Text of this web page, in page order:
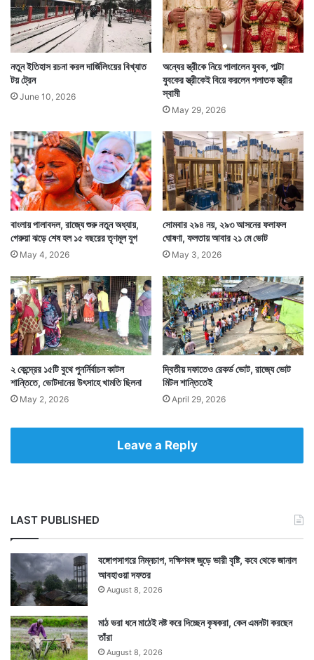
নতুন ইতিহাস রচনা করল দার্জিলিংয়ের বিখ্যাত
টয় ট্রেন
June 10, 2026
অন্যের স্ত্রীকে নিয়ে পালালেন যুবক, পাল্টা
যুবকের স্ত্রীকেই বিয়ে করলেন পলাতক স্ত্রীর
স্বামী
May 29, 2026
বাংলায় পালাবদল, রাজ্যে শুরু নতুন অধ্যায়,
গেরুয়া ঝড়ে শেষ হল ১৫ বছরের তৃণমূল যুগ
May 4, 2026
সোমবার ২৯৪ নয়, ২৯৩ আসনের ফলাফল
ঘোষণা, ফলতায় আবার ২১ মে ভোট
May 3, 2026
২ কেন্দ্রের ১৫টি বুথে পুনর্নির্বাচন কাটল
শান্তিতে, ভোটদানের উৎসাহে খামতি ছিলনা
May 2, 2026
দ্বিতীয় দফাতেও রেকর্ড ভোট, রাজ্যে ভোট
মিটল শান্তিতেই
April 29, 2026
Leave a Reply
LAST PUBLISHED
বঙ্গোপসাগরে নিম্নচাপ, দক্ষিণবঙ্গ জুড়ে ভারী বৃষ্টি, কবে থেকে জানাল
আবহাওয়া দফতর
August 8, 2026
মাঠ ভরা ধনে মাঠেই নষ্ট করে দিচ্ছেন কৃষকরা, কেন এমনটা করছেন
তাঁরা
August 8, 2026